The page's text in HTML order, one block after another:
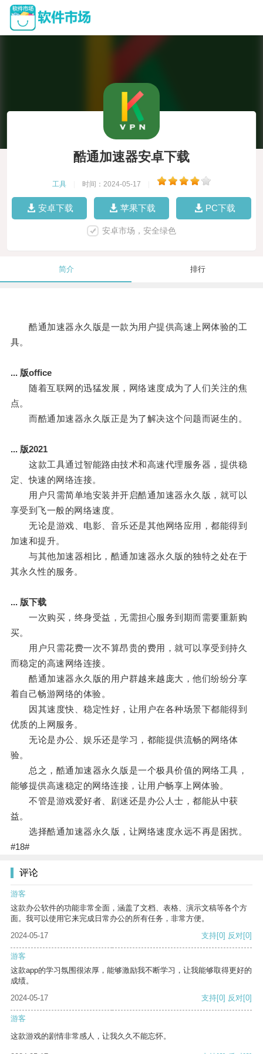
酷通加速器安卓下载
工具 时间：2024-05-17
安卓下载 苹果下载 PC下载
安卓市场，安全绿色
简介 排行
酷通加速器永久版是一款为用户提供高速上网体验的工
具。
... 版office
随着互联网的迅猛发展，网络速度成为了人们关注的焦
点。
而酷通加速器永久版正是为了解决这个问题而诞生的。
... 版2021
这款工具通过智能路由技术和高速代理服务器，提供稳
定、快速的网络连接。
用户只需简单地安装并开启酷通加速器永久版，就可以
享受到飞一般的网络速度。
无论是游戏、电影、音乐还是其他网络应用，都能得到
加速和提升。
与其他加速器相比，酷通加速器永久版的独特之处在于
其永久性的服务。
... 版下载
一次购买，终身受益，无需担心服务到期而需要重新购
买。
用户只需花费一次不算昂贵的费用，就可以享受到持久
而稳定的高速网络连接。
酷通加速器永久版的用户群越来越庞大，他们纷纷分享
着自己畅游网络的体验。
因其速度快、稳定性好，让用户在各种场景下都能得到
优质的上网服务。
无论是办公、娱乐还是学习，都能提供流畅的网络体
验。
总之，酷通加速器永久版是一个极具价值的网络工具，
能够提供高速稳定的网络连接，让用户畅享上网体验。
不管是游戏爱好者、剧迷还是办公人士，都能从中获
益。
选择酷通加速器永久版，让网络速度永远不再是困扰。
#18#
评论
游客
这款办公软件的功能非常全面，涵盖了文档、表格、演示文稿等各个方
面。我可以使用它来完成日常办公的所有任务，非常方便。
2024-05-17
支持[0] 反对[0]
游客
这款app的学习氛围很浓厚，能够激励我不断学习，让我能够取得更好的
成绩。
2024-05-17
支持[0] 反对[0]
游客
这款游戏的剧情非常感人，让我久久不能忘怀。